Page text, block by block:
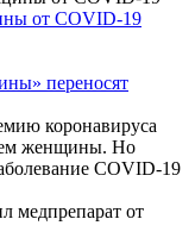
от COVID-19
переносят
коронавируса
женщины. Но
COVID-19